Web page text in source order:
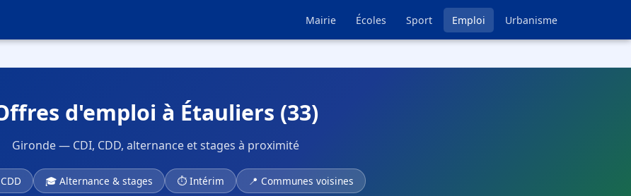
Mairie Écoles Sport Emploi Urbanisme
d'emploi à Étauliers (33)
Gironde — CDI, CDD, alternance et stages à proximité
🎓 Alternance & stages ⏱ Intérim 📍 Communes voisines